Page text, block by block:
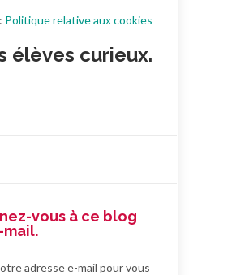
Politique relative aux cookies
élèves curieux.
vous à ce blog
mail.
adresse e-mail pour vous